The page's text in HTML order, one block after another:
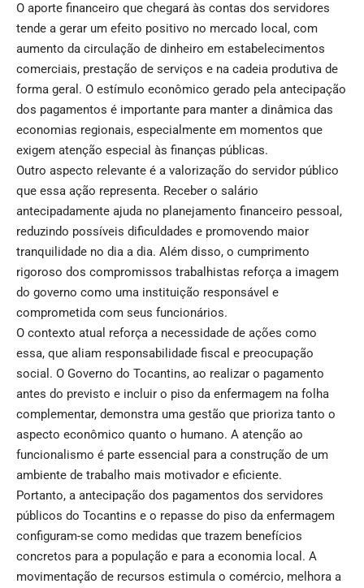
O aporte financeiro que chegará às contas dos servidores
tende a gerar um efeito positivo no mercado local, com
aumento da circulação de dinheiro em estabelecimentos
comerciais, prestação de serviços e na cadeia produtiva de
forma geral. O estímulo econômico gerado pela antecipação
dos pagamentos é importante para manter a dinâmica das
economias regionais, especialmente em momentos que
exigem atenção especial às finanças públicas.
Outro aspecto relevante é a valorização do servidor público
que essa ação representa. Receber o salário
antecipadamente ajuda no planejamento financeiro pessoal,
reduzindo possíveis dificuldades e promovendo maior
tranquilidade no dia a dia. Além disso, o cumprimento
rigoroso dos compromissos trabalhistas reforça a imagem
do governo como uma instituição responsável e
comprometida com seus funcionários.
O contexto atual reforça a necessidade de ações como
essa, que aliam responsabilidade fiscal e preocupação
social. O Governo do Tocantins, ao realizar o pagamento
antes do previsto e incluir o piso da enfermagem na folha
complementar, demonstra uma gestão que prioriza tanto o
aspecto econômico quanto o humano. A atenção ao
funcionalismo é parte essencial para a construção de um
ambiente de trabalho mais motivador e eficiente.
Portanto, a antecipação dos pagamentos dos servidores
públicos do Tocantins e o repasse do piso da enfermagem
configuram-se como medidas que trazem benefícios
concretos para a população e para a economia local. A
movimentação de recursos estimula o comércio, melhora a